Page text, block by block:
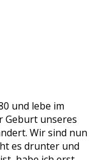
und lebe im
Geburt unseres
Wir sind nun
es drunter und